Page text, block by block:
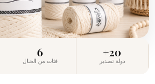
20+
دولة تصدير
6
فئات من الحبال